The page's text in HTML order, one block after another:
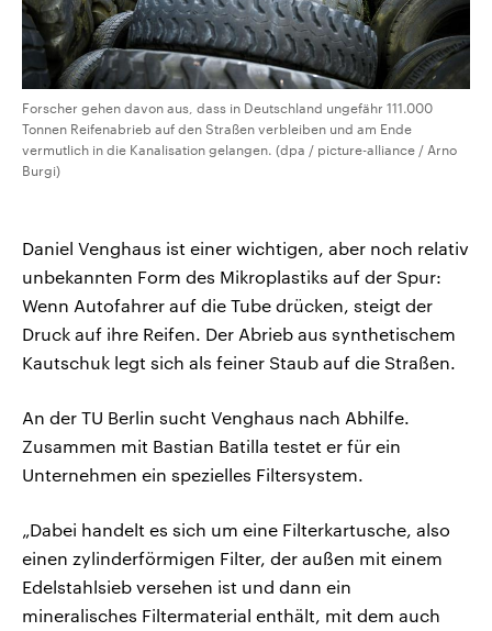
Forscher gehen davon aus, dass in Deutschland ungefähr 111.000
Tonnen Reifenabrieb auf den Straßen verbleiben und am Ende
vermutlich in die Kanalisation gelangen. (dpa / picture-alliance / Arno
Burgi)
Daniel Venghaus ist einer wichtigen, aber noch relativ
unbekannten Form des Mikroplastiks auf der Spur:
Wenn Autofahrer auf die Tube drücken, steigt der
Druck auf ihre Reifen. Der Abrieb aus synthetischem
Kautschuk legt sich als feiner Staub auf die Straßen.
An der TU Berlin sucht Venghaus nach Abhilfe.
Zusammen mit Bastian Batilla testet er für ein
Unternehmen ein spezielles Filtersystem.
„Dabei handelt es sich um eine Filterkartusche, also
einen zylinderförmigen Filter, der außen mit einem
Edelstahlsieb versehen ist und dann ein
mineralisches Filtermaterial enthält, mit dem auch